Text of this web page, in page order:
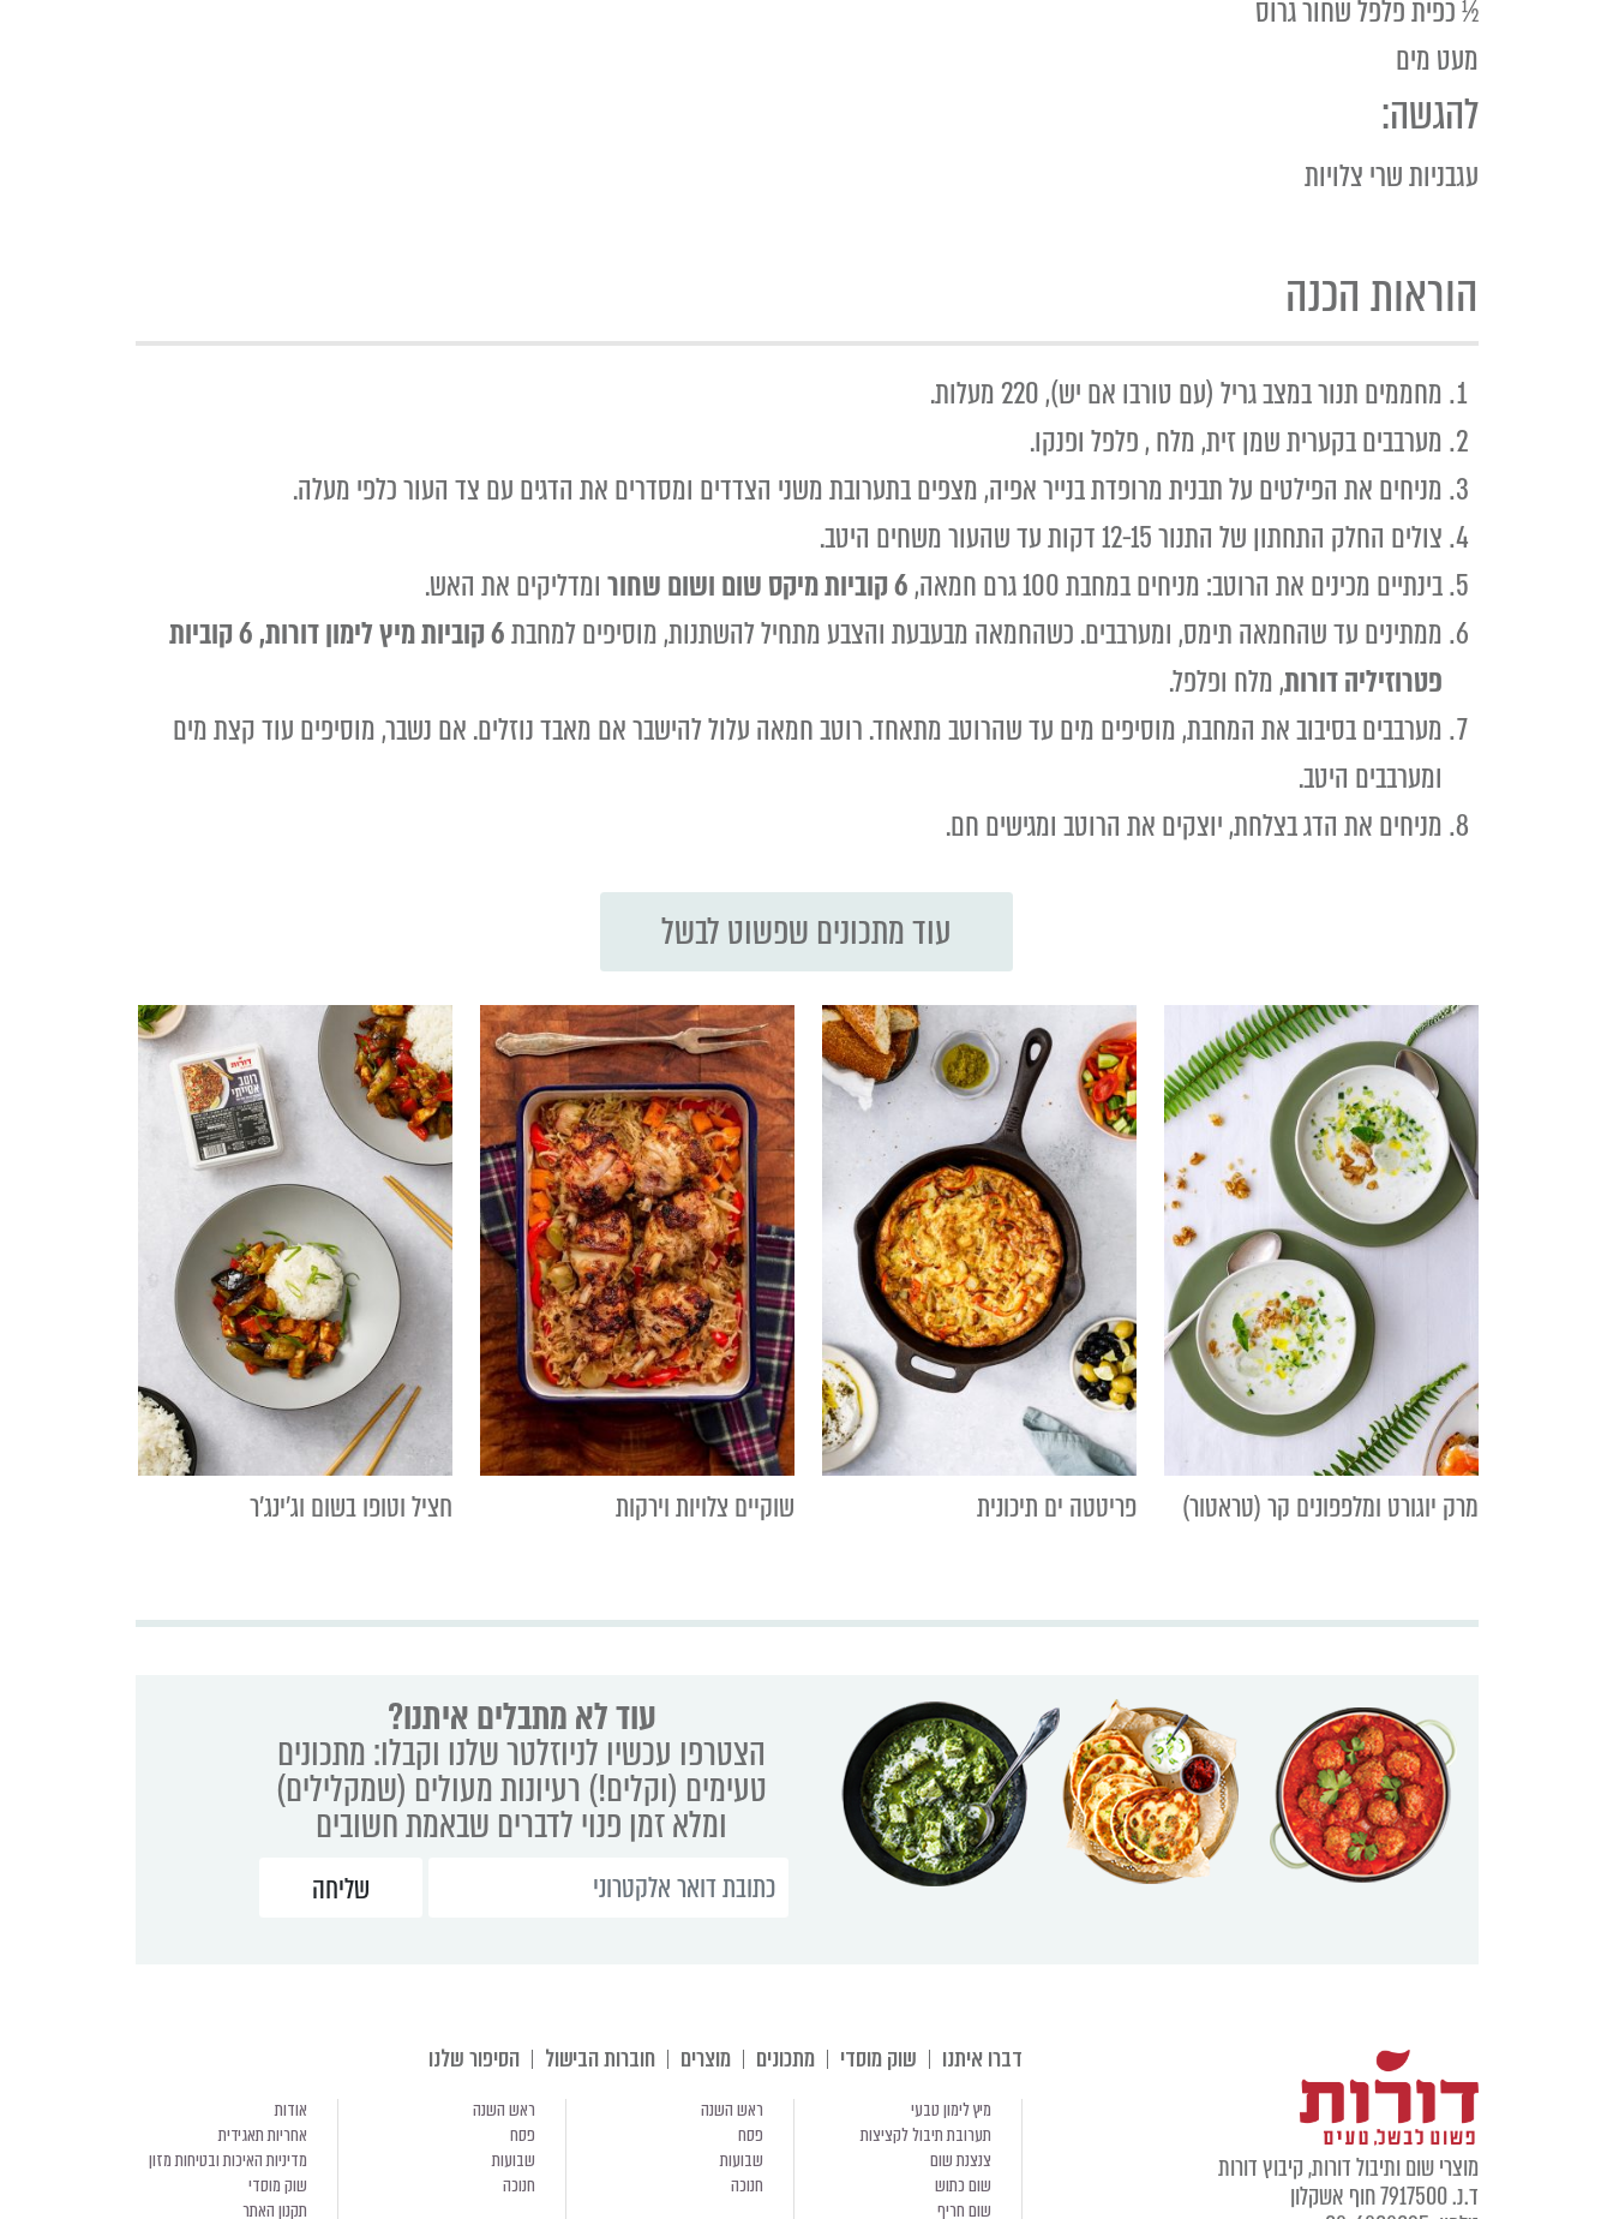
½ כפית פלפל שחור גרוס
מעט מים
להגשה:
עגבניות שרי צלויות
הוראות הכנה
מחממים תנור במצב גריל (עם טורבו אם יש), 220 מעלות.
מערבבים בקערית שמן זית, מלח , פלפל ופנקו.
מניחים את הפילטים על תבנית מרופדת בנייר אפיה, מצפים בתערובת משני הצדדים ומסדרים את הדגים עם צד העור כלפי מעלה.
צולים החלק התחתון של התנור 12-15 דקות עד שהעור משחים היטב.
בינתיים מכינים את הרוטב: מניחים במחבת 100 גרם חמאה,
6 קוביות מיקס שום ושום שחור
ומדליקים את האש.
ממתינים עד שהחמאה תימס, ומערבבים. כשהחמאה מבעבעת והצבע מתחיל להשתנות, מוסיפים למחבת
6 קוביות מיץ לימון דורות, 6 קוביות
פטרוזיליה דורות, מלח ופלפל.
מערבבים בסיבוב את המחבת, מוסיפים מים עד שהרוטב מתאחד. רוטב חמאה עלול להישבר אם מאבד נוזלים. אם נשבר, מוסיפים עוד קצת מים
ומערבבים היטב.
מניחים את הדג בצלחת, יוצקים את הרוטב ומגישים חם.
עוד מתכונים שפשוט לבשל
מרק יוגורט ומלפפונים קר (טראטור) פריטטה ים תיכונית שוקיים צלויות וירקות חציל וטופו בשום וג'ינג'ר
עוד לא מתבלים איתנו?
הצטרפו עכשיו לניוזלטר שלנו וקבלו: מתכונים
טעימים (וקלים!) רעיונות מעולים (שמקלילים)
ומלא זמן פנוי לדברים שבאמת חשובים
מוצרי שום ותיבול דורות, קיבוץ דורות
ד.נ. 7917500 חוף אשקלון
דברו איתנו שוק מוסדי מתכונים מוצרים חוברות הבישול הסיפור שלנו
מיץ לימון טבעי
תערובת תיבול לקציצות
צנצנת שום
שום כתוש
שום חריף
ראש השנה
פסח
שבועות
חנוכה
ראש השנה
פסח
שבועות
חנוכה
אודות
אחריות תאגידית
מדיניות האיכות ובטיחות מזון
שוק מוסדי
תקנון האתר